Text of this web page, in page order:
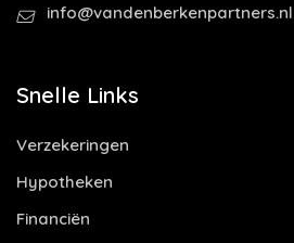
info@vandenberkenpartners.nl
Snelle Links
Verzekeringen
Hypotheken
Financiën